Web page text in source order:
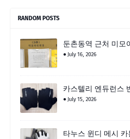
RANDOM POSTS
둔촌동역 근처 미모
July 16, 2026
카스텔리 엔듀런스
July 15, 2026
타누스 윈디 메시